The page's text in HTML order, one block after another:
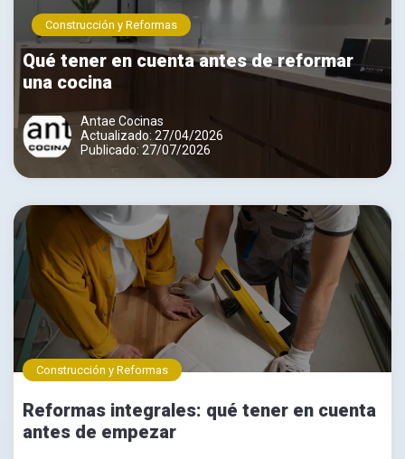
Construcción y Reformas
Qué tener en cuenta antes de reformar
una cocina
Antae Cocinas
Actualizado: 27/04/2026
Publicado: 27/07/2026
Construcción y Reformas
Reformas integrales: qué tener en cuenta
antes de empezar